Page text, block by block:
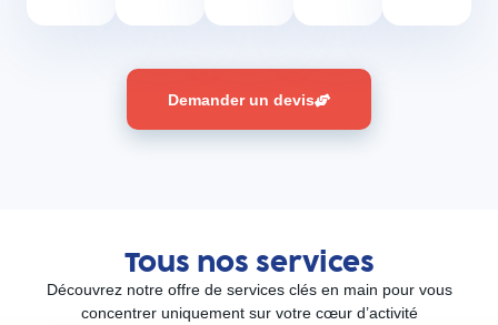
Demander un devis
Tous nos services
Découvrez notre offre de services clés en main pour vous
concentrer uniquement sur votre cœur d’activité